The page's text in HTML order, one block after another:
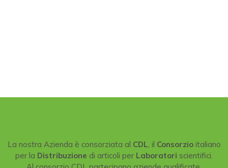
La nostra Azienda è consorziata al CDL , il Consorzioitaliano
per la Distribuzione di articoli per Laboratori scientifici.